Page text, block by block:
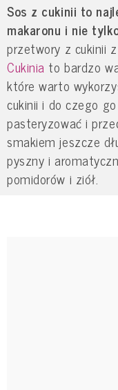
Sos z cukinii to
makaronu i nie
przetwory z cukinii
Cukinia to bardzo
które warto
cukinii i do czego
pasteryzować i
smakiem jeszcze
pyszny i
pomidorów i ziół.